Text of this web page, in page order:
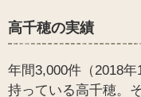
高千穂の実績
年間3,000件（2018
持っている高千穂。